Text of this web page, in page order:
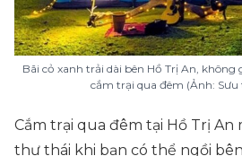
Bãi cỏ xanh trải dài bên Hồ Trị An, không
cắm trại qua đêm (Ảnh:
Cắm trại qua đêm tại Hồ Trị An
thư thái khi bạn có thể ngồi